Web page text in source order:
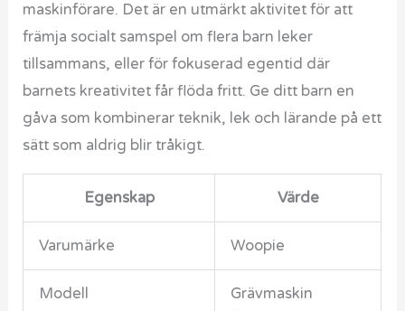
maskinförare. Det är en utmärkt aktivitet för att
främja socialt samspel om flera barn leker
tillsammans, eller för fokuserad egentid där
barnets kreativitet får flöda fritt. Ge ditt barn en
gåva som kombinerar teknik, lek och lärande på ett
sätt som aldrig blir tråkigt.
Egenskap Värde
Varumärke Woopie
Modell
Grävmaskin